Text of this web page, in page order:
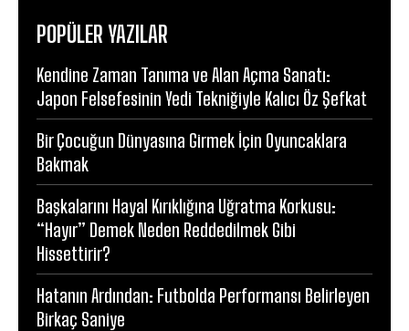
POPÜLER YAZILAR
Kendine Zaman Tanıma ve Alan Açma Sanatı:
Japon Felsefesinin Yedi Tekniğiyle Kalıcı Öz Şefkat
Bir Çocuğun Dünyasına Girmek İçin Oyuncaklara
Bakmak
Başkalarını Hayal Kırıklığına Uğratma Korkusu:
“Hayır” Demek Neden Reddedilmek Gibi
Hissettirir?
Hatanın Ardından: Futbolda Performansı Belirleyen
Birkaç Saniye